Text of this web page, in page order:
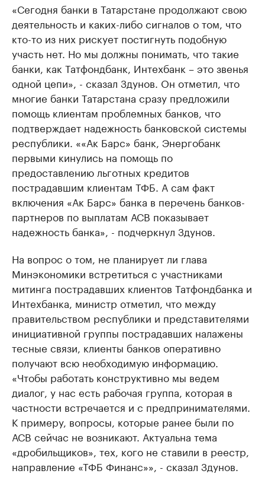
«Сегодня банки в Татарстане продолжают свою
деятельность и каких-либо сигналов о том, что
кто-то из них рискует постигнуть подобную
участь нет. Но мы должны понимать, что такие
банки, как Татфондбанк, Интехбанк – это звенья
одной цепи», - сказал Здунов. Он отметил, что
многие банки Татарстана сразу предложили
помощь клиентам проблемных банков, что
подтверждает надежность банковской системы
республики. ««Ак Барс» банк, Энергобанк
первыми кинулись на помощь по
предоставлению льготных кредитов
пострадавшим клиентам ТФБ. А сам факт
включения «Ак Барс» банка в перечень банков-
партнеров по выплатам АСВ показывает
надежность банка», - подчеркнул Здунов.
На вопрос о том, не планирует ли глава
Минэкономики встретиться с участниками
митинга пострадавших клиентов Татфондбанка и
Интехбанка, министр отметил, что между
правительством республики и представителями
инициативной группы пострадавших налажены
тесные связи, клиенты банков оперативно
получают всю необходимую информацию.
«Чтобы работать конструктивно мы ведем
диалог, у нас есть рабочая группа, которая в
частности встречается и с предпринимателями.
К примеру, вопросы, которые ранее были по
АСВ сейчас не возникают. Актуальна тема
«дробильщиков», тех, кого не ставили в реестр,
направление «ТФБ Финанс»», - сказал Здунов.